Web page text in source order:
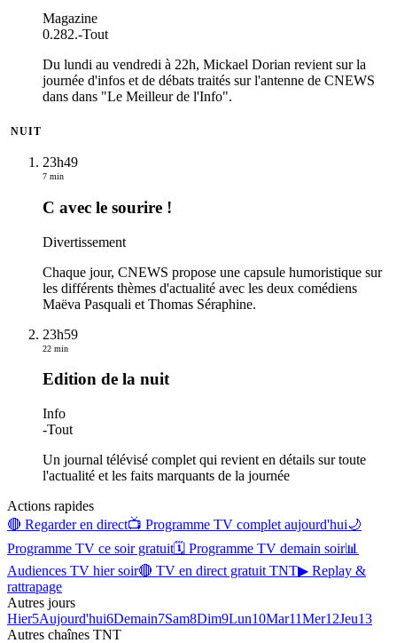
Magazine
0.282.-Tout
Du lundi au vendredi à 22h, Mickael Dorian revient sur la
journée d'infos et de débats traités sur l'antenne de CNEWS
dans dans "Le Meilleur de l'Info".
NUIT
23h49
7 min
C avec le sourire !
Divertissement
Chaque jour, CNEWS propose une capsule humoristique sur
les différents thèmes d'actualité avec les deux comédiens
Maëva Pasquali et Thomas Séraphine.
23h59
22 min
Edition de la nuit
Info
-Tout
Un journal télévisé complet qui revient en détails sur toute
l'actualité et les faits marquants de la journée
Actions rapides
🔴 Regarder en direct📺 Programme TV complet aujourd'hui🌙
Programme TV ce soir gratuit🗓 Programme TV demain soir📊
Audiences TV hier soir🔴 TV en direct gratuit TNT▶ Replay &
rattrapage
Autres jours
Hier5Aujourd'hui6Demain7Sam8Dim9Lun10Mar11Mer12Jeu13
Autres chaînes TNT